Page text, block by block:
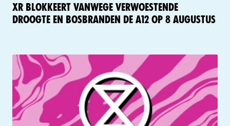
XR blokkeert vanwege verwoestende
droogte en bosbranden de A12 op 8 augustus